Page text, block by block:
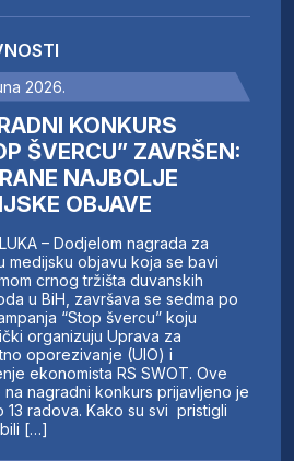
2026.
KONKURS
ŠVERCU” ZAVRŠEN:
NAJBOLJE
OBJAVE
– Dodjelom nagrada za
medijsku objavu koja se bavi
crnog tržišta duvanskih
u BiH, završava se sedma po
“Stop švercu” koju
organizuju Uprava za
oporezivanje (UIO) i
ekonomista RS SWOT. Ove
nagradni konkurs prijavljeno je
13 radova. Kako su svi pristigli
[…]